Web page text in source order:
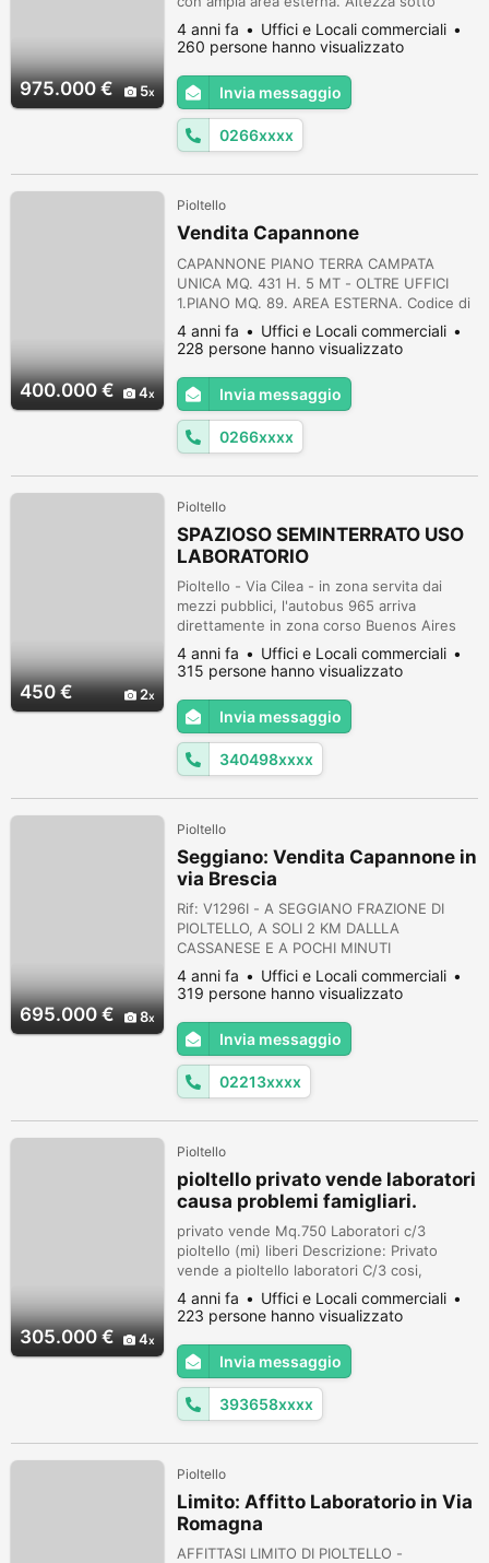
975.000 € 5
tirante mt 4.5. possibilita' di unire altreo
lotto nel medesimo stabile di mq 1.700 con
piccolo ufficio. Codice di Riferimento
Agenzia: 4686
4 anni fa
Uffici e Locali commerciali
260 persone hanno visualizzato
Invia messaggio
0266xxxx
400.000 € 4
Pioltello
Vendita Capannone
CAPANNONE PIANO TERRA CAMPATA
UNICA MQ. 431 H. 5 MT - OLTRE UFFICI
1.PIANO MQ. 89. AREA ESTERNA. Codice di
Riferimento Agenzia: 854
4 anni fa
Uffici e Locali commerciali
228 persone hanno visualizzato
Invia messaggio
0266xxxx
450 € 2
Pioltello
SPAZIOSO SEMINTERRATO USO
LABORATORIO
Pioltello - Via Cilea - in zona servita dai
mezzi pubblici, l'autobus 965 arriva
direttamente in zona corso Buenos Aires
Milano - affitto seminterrato uso laboratorio
con ingresso indipendente, due locali più
servizio - € 450,00 mensili compreso spese
4 anni fa
Uffici e Locali commerciali
315 persone hanno visualizzato
Invia messaggio
340498xxxx
695.000 € 8
Pioltello
Seggiano: Vendita Capannone in
via Brescia
Rif: V1296I - A SEGGIANO FRAZIONE DI
PIOLTELLO, A SOLI 2 KM DALLLA
CASSANESE E A POCHI MINUTI
DALL'INGRESSO DELLA TANGENZIALE,
PROPONIAMO IN VENDITA CAPANNONE DI
1.090 MQ INTERNI E 210 MQ DI AREA
ESTERNA. LA PARTE INTERNA
DELL'IMMOBILE E' SUDDIVISA IN 726 MQ
ADIBITI A MAGAZZINO CON ALTEZZA
MEDIA DI 5 MT, 210 MQ SECONDA ZONA
4 anni fa
Uffici e Locali commerciali
319 persone hanno visualizzato
Invia messaggio
02213xxxx
305.000 € 4
Pioltello
pioltello privato vende laboratori
causa problemi famigliari.
privato vende Mq.750 Laboratori c/3
pioltello (mi) liberi Descrizione: Privato
vende a pioltello laboratori C/3 cosi,
composti: mq.420 alt,3,35mt 6 entrate 6
bagni molto luminosi. finestroni mt.2 larg. x
mt.1 altezza.,i prezzi sopraindicati, sono
trattabili. mq.200 alt.3,35mt 2 entrate 2
bagni molto luminosi finestroni mt.2 larg. x
mt.1 altezza.,i prezzi sop...
4 anni fa
Uffici e Locali commerciali
223 persone hanno visualizzato
Invia messaggio
393658xxxx
Pioltello
Limito: Affitto Laboratorio in Via
Romagna
AFFITTASI LIMITO DI PIOLTELLO -